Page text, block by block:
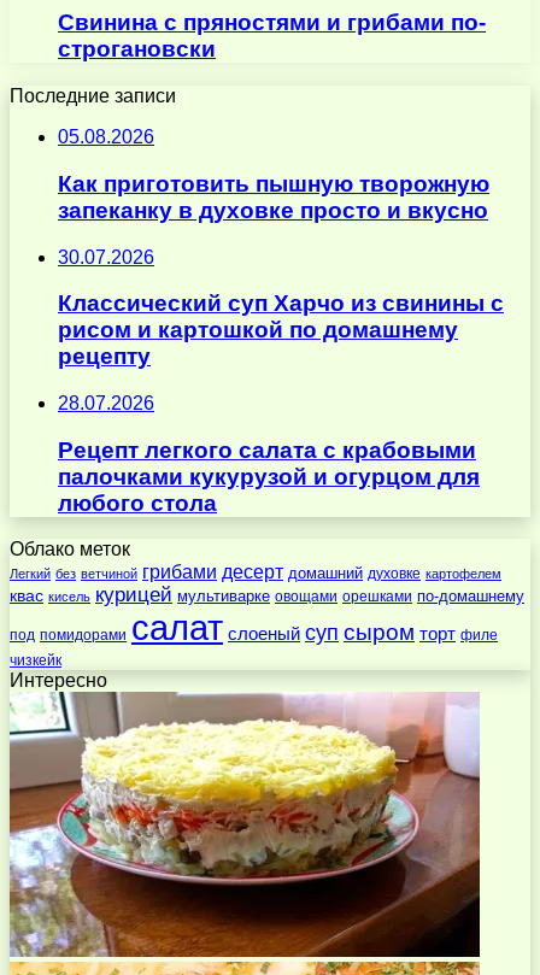
Cвинина с пряностями и грибами по-
строгановски
Последние записи
05.08.2026
Как приготовить пышную творожную
запеканку в духовке просто и вкусно
30.07.2026
Классический суп Харчо из свинины с
рисом и картошкой по домашнему
рецепту
28.07.2026
Рецепт легкого салата с крабовыми
палочками кукурузой и огурцом для
любого стола
Облако меток
Легкий без ветчиной грибами десерт домашний духовке картофелем
квас кисель курицей мультиварке овощами орешками по-домашнему
под помидорами салат слоеный суп сыром торт филе
чизкейк
Интересно